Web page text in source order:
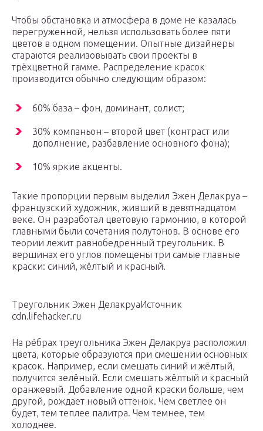
Чтобы обстановка и атмосфера в доме не казалась
перегруженной, нельзя использовать более пяти
цветов в одном помещении. Опытные дизайнеры
стараются реализовывать свои проекты в
трёхцветной гамме. Распределение красок
производится обычно следующим образом:
60% база – фон, доминант, солист;
30% компаньон – второй цвет (контраст или
дополнение, разбавление основного фона);
10% яркие акценты.
Такие пропорции первым выделил Эжен Делакруа –
французский художник, живший в девятнадцатом
веке. Он разработал цветовую гармонию, в которой
главными были сочетания полутонов. В основе его
теории лежит равнобедренный треугольник. В
вершинах его углов помещены три самые главные
краски: синий, жёлтый и красный.
Треугольник Эжен ДелакруаИсточник
cdn.lifehacker.ru
На рёбрах треугольника Эжен Делакруа расположил
цвета, которые образуются при смешении основных
красок. Например, если смешать синий и жёлтый,
получится зелёный. Если смешать жёлтый и красный
оранжевый. Добавление одной краски больше, чем
другой, рождает новый оттенок. Чем светлее он
будет, тем теплее палитра. Чем темнее, тем
холоднее.